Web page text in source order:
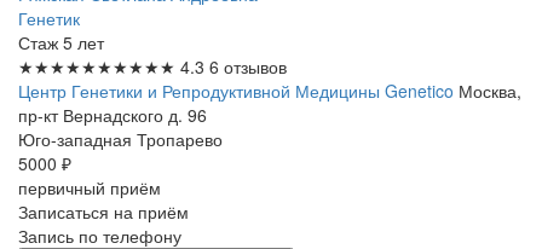
Генетик
Стаж 5 лет
★★★★★★★★★★ 4.3 6 отзывов
Центр Генетики и Репродуктивной Медицины Genetico Москва,
пр-кт Вернадского д. 96
Юго-западная Тропарево
5000 ₽
первичный приём
Записаться на приём
Запись по телефону